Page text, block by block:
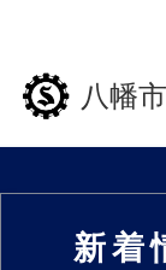
八幡
新着